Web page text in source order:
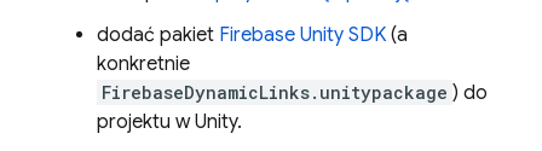
dodać pakiet Firebase Unity SDK (a
konkretnie
FirebaseDynamicLinks.unitypackage ) do
projektu w Unity.